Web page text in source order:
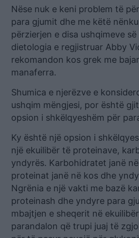
Nëse nuk e keni problem të
para gjumit dhe me këtë
përzierjen e disa ushqimeve së
dietologia e regjistruar Abby
rekomandon kos grek me
manaferra.
Shumica e njerëzve e
ushqim mëngjesi, por është
opsion i shkëlqyeshëm për
Ky është një opsion i
një ekuilibër të proteinave,
yndyrës. Karbohidratet janë
proteinat janë në kos dhe
Ngrënia e një vakti me bazë
proteinash dhe yndyre para
mbajtjen e sheqerit në
parandalon që trupi juaj të